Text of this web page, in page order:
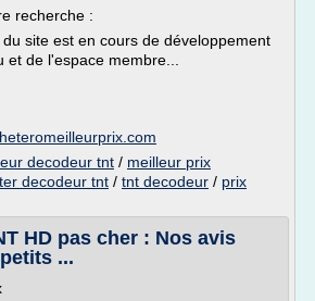
recherche :
site est en cours de développement
de l'espace membre...
decodeur tnt / meilleur prix
decodeur tnt / tnt decodeur / prix
HD pas cher : Nos avis
...